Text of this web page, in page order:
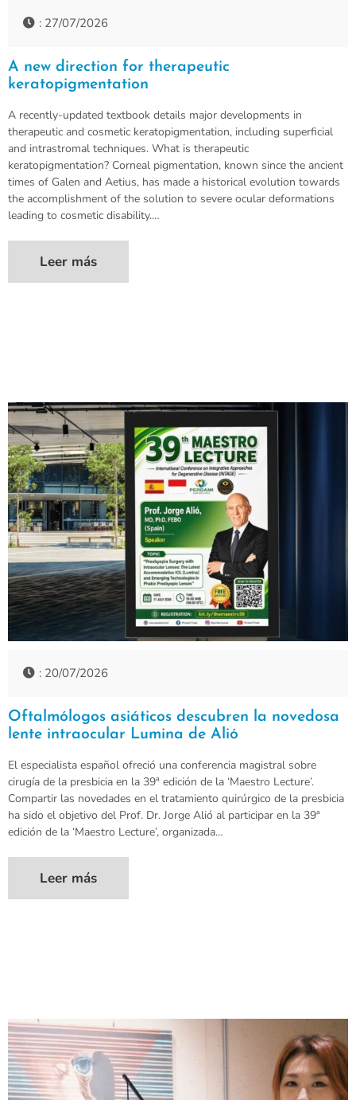
: 27/07/2026
A new direction for therapeutic
keratopigmentation
A recently-updated textbook details major developments in
therapeutic and cosmetic keratopigmentation, including superficial
and intrastromal techniques. What is therapeutic
keratopigmentation? Corneal pigmentation, known since the ancient
times of Galen and Aetius, has made a historical evolution towards
the accomplishment of the solution to severe ocular deformations
leading to cosmetic disability.…
Leer más
: 20/07/2026
Oftalmólogos asiáticos descubren la novedosa
lente intraocular Lumina de Alió
El especialista español ofreció una conferencia magistral sobre
cirugía de la presbicia en la 39ª edición de la ‘Maestro Lecture’.
Compartir las novedades en el tratamiento quirúrgico de la presbicia
ha sido el objetivo del Prof. Dr. Jorge Alió al participar en la 39ª
edición de la ‘Maestro Lecture’, organizada…
Leer más